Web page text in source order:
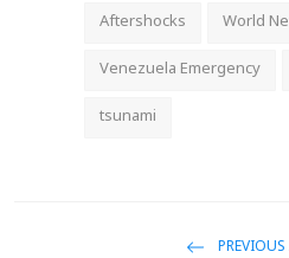
Aftershocks World
Venezuela Emergency
tsunami